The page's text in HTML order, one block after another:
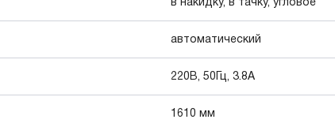
в накидку, в тачку, угловое
автоматический
220В, 50Гц, 3.8A
1610 мм